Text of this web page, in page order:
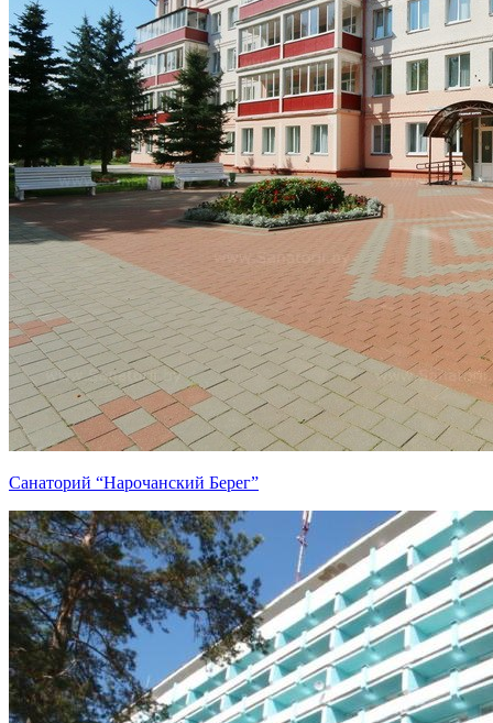
Санаторий “Нарочанский Берег”